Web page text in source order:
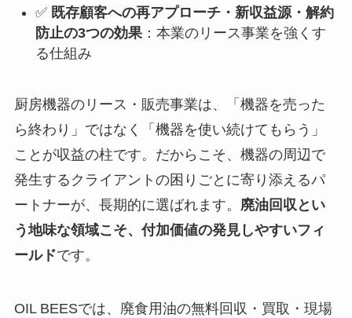
✅ 既存顧客への再アプローチ・新収益源・解約
防止の3つの効果：本業のリース事業を強くす
る仕組み
厨房機器のリース・販売事業は、「機器を売った
ら終わり」ではなく「機器を使い続けてもらう」
ことが収益の柱です。だからこそ、機器の周辺で
発生するクライアントの困りごとに寄り添えるパ
ートナーが、長期的に選ばれます。 廃油回収とい
う地味な領域こそ、付加価値の発見しやすいフィ
ールドです。
OIL BEESでは、廃食用油の無料回収・買取・現場